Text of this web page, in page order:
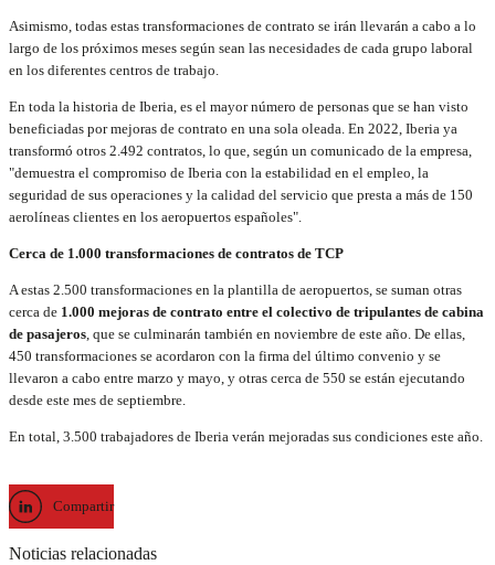
Asimismo, todas estas transformaciones de contrato se irán llevarán a cabo a lo
largo de los próximos meses según sean las necesidades de cada grupo laboral
en los diferentes centros de trabajo.
En toda la historia de Iberia, es el mayor número de personas que se han visto
beneficiadas por mejoras de contrato en una sola oleada. En 2022, Iberia ya
transformó otros 2.492 contratos, lo que, según un comunicado de la empresa,
"demuestra el compromiso de Iberia con la estabilidad en el empleo, la
seguridad de sus operaciones y la calidad del servicio que presta a más de 150
aerolíneas clientes en los aeropuertos españoles".
Cerca de 1.000 transformaciones de contratos de TCP
A estas 2.500 transformaciones en la plantilla de aeropuertos, se suman otras
cerca de 1.000 mejoras de contrato entre el colectivo de tripulantes de cabina
de pasajeros, que se culminarán también en noviembre de este año. De ellas,
450 transformaciones se acordaron con la firma del último convenio y se
llevaron a cabo entre marzo y mayo, y otras cerca de 550 se están ejecutando
desde este mes de septiembre.
En total, 3.500 trabajadores de Iberia verán mejoradas sus condiciones este año.
Compartir
Noticias relacionadas